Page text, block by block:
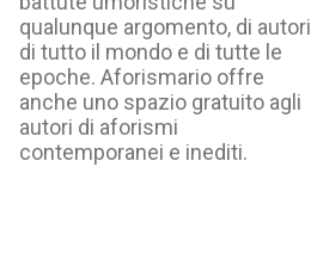
qualunque argomento, di autori
di tutto il mondo e di tutte le
epoche. Aforismario offre
anche uno spazio gratuito agli
autori di aforismi
contemporanei e inediti.